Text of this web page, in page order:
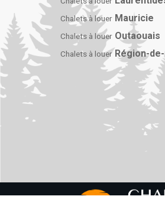
Chalets à louer Mauricie
Chalets à louer Outaouais
Chalets à louer Région-